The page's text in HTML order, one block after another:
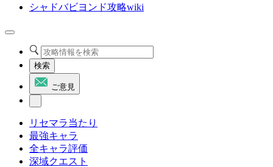
シャドバビヨンド攻略wiki
検索
ご意見
リセマラ当たり
最強キャラ
全キャラ評価
深域クエスト